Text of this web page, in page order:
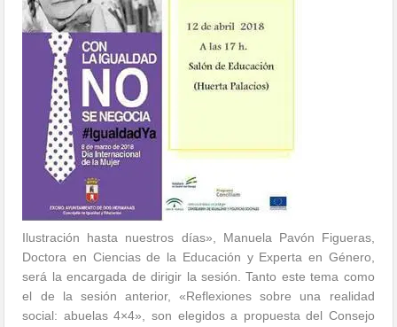
Ilustración hasta nuestros días», Manuela Pavón Figueras,
Doctora en Ciencias de la Educación y Experta en Género,
será la encargada de dirigir la sesión. Tanto este tema como
el de la sesión anterior, «Reflexiones sobre una realidad
social: abuelas 4×4», son elegidos a propuesta del Consejo